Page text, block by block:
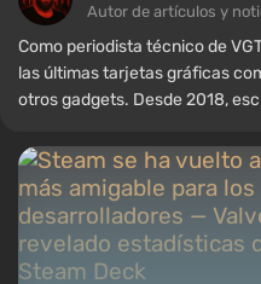
Autor de artículos y
Como periodista técnico de
las últimas tarjetas gráficas
otros gadgets. Desde 2018,
permitido comprender bien los
audio, y mi amor por la
interior de las PC, por lo que
nuevo e interesante en el